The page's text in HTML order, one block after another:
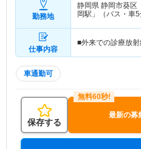
勤務地
静岡県 静岡市葵区
岡駅」（バス・車5
仕事内容
■外来での診療放
車通勤可
保存する
最新の募